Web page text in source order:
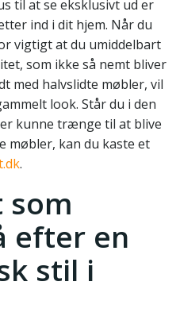
til at se eksklusivt ud er
ind i dit hjem. Når du
vigtigt at du umiddelbart
som ikke så nemt bliver
med halvslidte møbler, vil
look. Står du i den
kunne trænge til at blive
møbler, kan du kaste et
.
som
efter en
stil i